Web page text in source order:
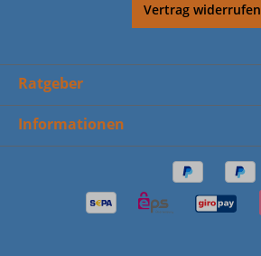
Vertrag widerrufen
Ratgeber
Informationen